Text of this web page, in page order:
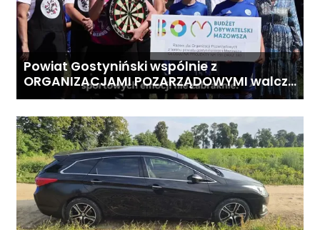
Powiat Gostyniński wspólnie z
ORGANIZACJAMI POZARZĄDOWYMI walczą
o środki z Budżetu Obywatelskiego
terenu!